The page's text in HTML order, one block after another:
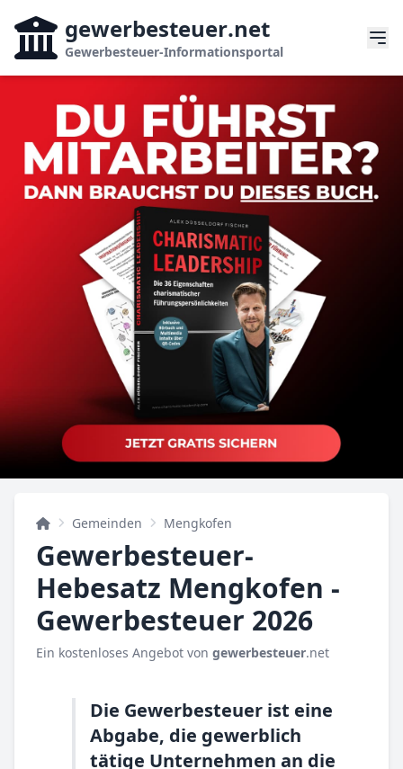
gewerbesteuer.net
Gewerbesteuer-Informationsportal
Gemeinden Mengkofen
Gewerbesteuer-
Hebesatz Mengkofen -
Gewerbesteuer 2026
Ein kostenloses Angebot von gewerbesteuer.net
Die Gewerbesteuer ist eine
Abgabe, die gewerblich
tätige Unternehmen an die